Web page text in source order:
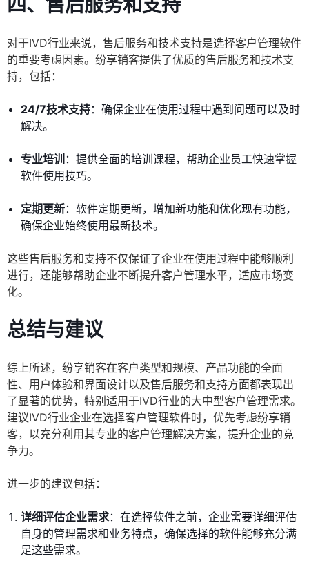
四、售后服务和支持
对于IVD行业来说，售后服务和技术支持是选择客户管理软件
的重要考虑因素。纷享销客提供了优质的售后服务和技术支
持，包括：
24/7技术支持：确保企业在使用过程中遇到问题可以及时
解决。
专业培训 ：提供全面的培训课程，帮助企业员工快速掌握
软件使用技巧。
定期更新：软件定期更新，增加新功能和优化现有功能，
确保企业始终使用最新技术。
这些售后服务和支持不仅保证了企业在使用过程中能够顺利
进行，还能够帮助企业不断提升客户管理水平，适应市场变
化。
总结与建议
综上所述，纷享销客在客户类型和规模、产品功能的全面
性、用户体验和界面设计以及售后服务和支持方面都表现出
了显著的优势，特别适用于IVD行业的大中型客户管理需求。
建议IVD行业企业在选择客户管理软件时，优先考虑纷享销
客，以充分利用其专业的客户管理解决方案，提升企业的竞
争力。
进一步的建议包括：
详细评估企业需求：在选择软件之前，企业需要详细评估
自身的管理需求和业务特点，确保选择的软件能够充分满
足这些需求。